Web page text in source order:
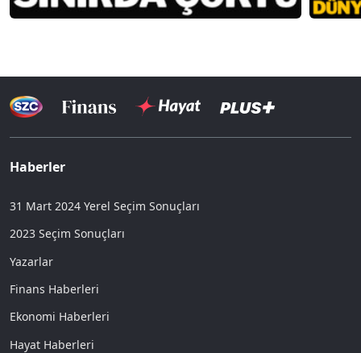
Haberler
31 Mart 2024 Yerel Seçim Sonuçları
2023 Seçim Sonuçları
Yazarlar
Finans Haberleri
Ekonomi Haberleri
Hayat Haberleri